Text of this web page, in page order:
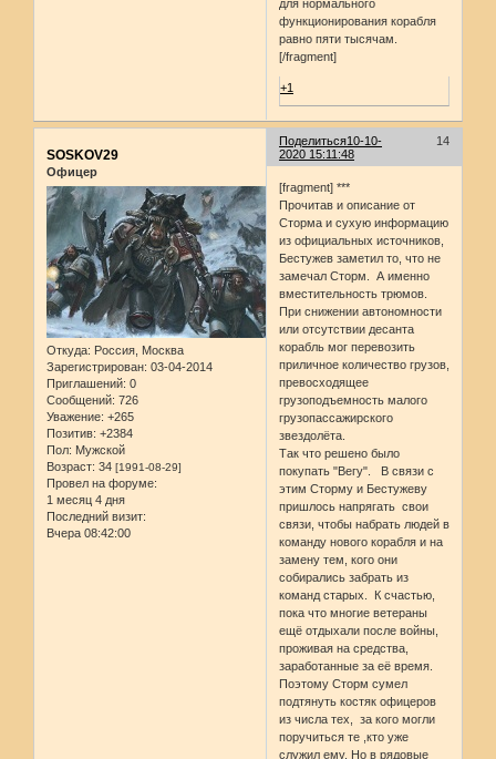
для нормального
функционирования корабля
равно пяти тысячам.
[/fragment]
+1
Поделиться 14
10-10-
2020 15:11:48
SOSKOV29
Офицер
Откуда: Россия, Москва
Зарегистрирован: 03-04-2014
Приглашений: 0
Сообщений: 726
Уважение: +265
Позитив: +2384
Пол: Мужской
Возраст: 34 [1991-08-29]
Провел на форуме:
1 месяц 4 дня
Последний визит:
Вчера 08:42:00
[fragment] ***
Прочитав и описание от
Сторма и сухую информацию
из официальных источников,
Бестужев заметил то, что не
замечал Сторм. А именно
вместительность трюмов.
При снижении автономности
или отсутствии десанта
корабль мог перевозить
приличное количество грузов,
превосходящее
грузоподъемность малого
грузопассажирского
звездолёта.
Так что решено было
покупать "Вегу". В связи с
этим Сторму и Бестужеву
пришлось напрягать свои
связи, чтобы набрать людей в
команду нового корабля и на
замену тем, кого они
собирались забрать из
команд старых. К счастью,
пока что многие ветераны
ещё отдыхали после войны,
проживая на средства,
заработанные за её время.
Поэтому Сторм сумел
подтянуть костяк офицеров
из числа тех, за кого могли
поручиться те ,кто уже
служил ему. Но в рядовые